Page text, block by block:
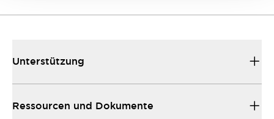
Unterstützung
Ressourcen und Dokumente